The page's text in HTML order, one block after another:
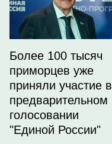
Более 100 тысяч
приморцев уже
приняли участие в
предварительном
голосовании
"Единой России"